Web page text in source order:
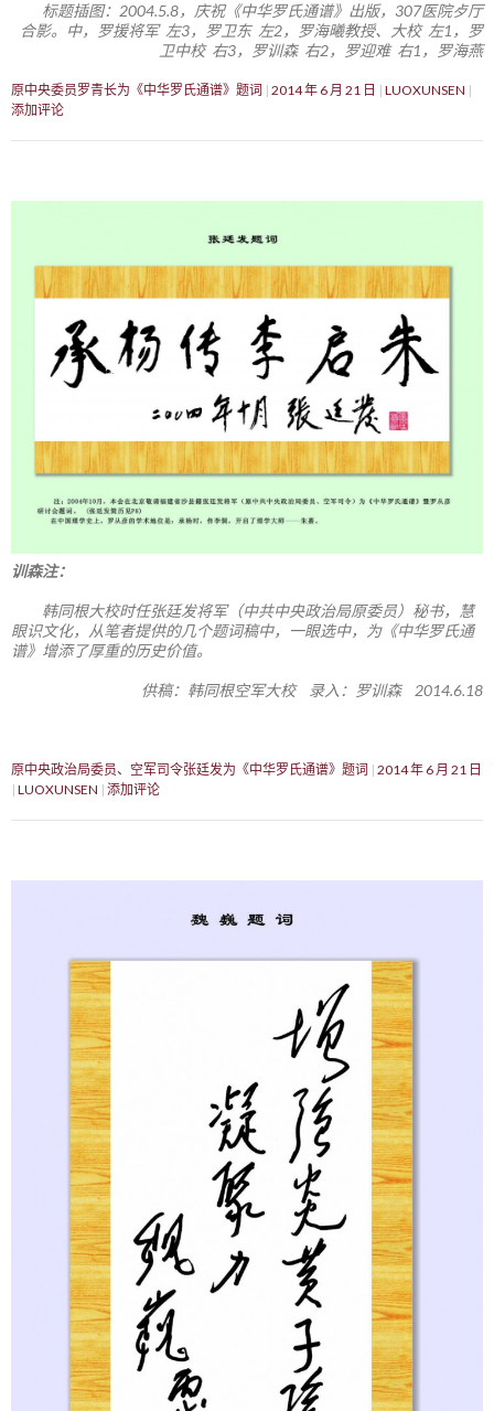
标题插图：2004.5.8，庆祝《中华罗氏通谱》出版，307医院歺厅
合影。中，罗援将军 左3，罗卫东 左2，罗海曦教授、大校 左1，罗
卫中校 右3，罗训森 右2，罗迎难 右1，罗海燕
原中央委员罗青长为《中华罗氏通谱》题词 2014 年 6 月 21 日
LUOXUNSEN
添加评论
训森注：
韩同根大校时任张廷发将军（中共中央政治局原委员）秘书，慧
眼识文化，从笔者提供的几个题词稿中，一眼选中，为《中华罗氏通
谱》增添了厚重的历史价值。
供稿：韩同根空军大校 录入：罗训森 2014.6.18
原中央政治局委员、空军司令张廷发为《中华罗氏通谱》题词 2014 年 6 月 21 日
LUOXUNSEN 添加评论